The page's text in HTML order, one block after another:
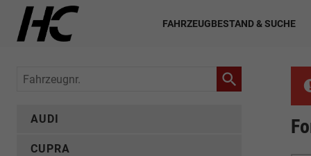
FAHRZEUGBESTAND & SUCHE
Fahrzeugnr.
AUDI
CUPRA